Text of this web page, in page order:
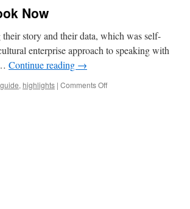
Now
story and their data, which was self-
enterprise approach to speaking with
Continue reading →
guide, highlights | Comments Offon